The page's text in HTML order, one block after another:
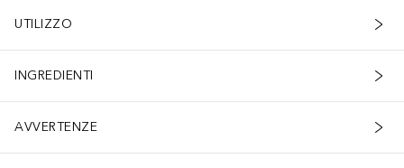
UTILIZZO
INGREDIENTI
AVVERTENZE